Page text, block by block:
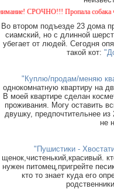
СРОЧНО!!! Пропала собака чёрная
Во втором подъезде 23 дома
сиамский, но с длинной
убегает от людей. Сегодня
такой кот:
"Куплю/продам/меняю
однокомнатную квартиру на
В моей квартире сделан
проживания. Могу оставить
двушку, предпочтительнее
не
"Пушистики -
щенок,чистенький,красивый.
нужен питомец,пригрейте
кто то знает куда его